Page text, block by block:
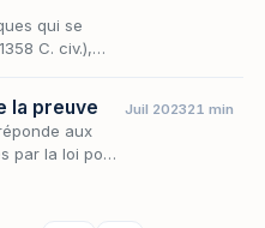
qui se
C. civ.),
la preuve
aux
par la loi pour
Juil 202321 min